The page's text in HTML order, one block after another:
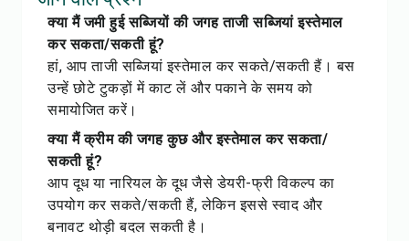
क्या मैं जमी हुई सब्जियों की जगह ताजी सब्जियां इस्तेमाल
कर सकता/सकती हूं?
हां, आप ताजी सब्जियां इस्तेमाल कर सकते/सकती हैं। बस
उन्हें छोटे टुकड़ों में काट लें और पकाने के समय को
समायोजित करें।
क्या मैं क्रीम की जगह कुछ और इस्तेमाल कर सकता/
सकती हूं?
आप दूध या नारियल के दूध जैसे डेयरी-फ्री विकल्प का
उपयोग कर सकते/सकती हैं, लेकिन इससे स्वाद और
बनावट थोड़ी बदल सकती है।